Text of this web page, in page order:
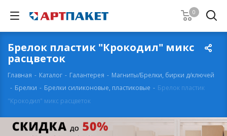
0
Брелок пластик "Крокодил" микс
расцветок
Главная - Каталог - Галантерея - Магниты/Брелки, бирки д/ключей
- Брелки - Брелки силиконовые, пластиковые - Брелок пластик
"Крокодил" микс расцветок